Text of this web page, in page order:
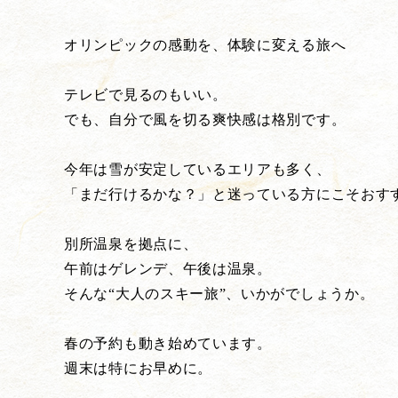
オリンピックの感動を、体験に変える旅へ
テレビで見るのもいい。
でも、自分で風を切る爽快感は格別です。
今年は雪が安定しているエリアも多く、
「まだ行けるかな？」と迷っている方にこそおす
別所温泉を拠点に、
午前はゲレンデ、午後は温泉。
そんな“大人のスキー旅”、いかがでしょうか。
春の予約も動き始めています。
週末は特にお早めに。